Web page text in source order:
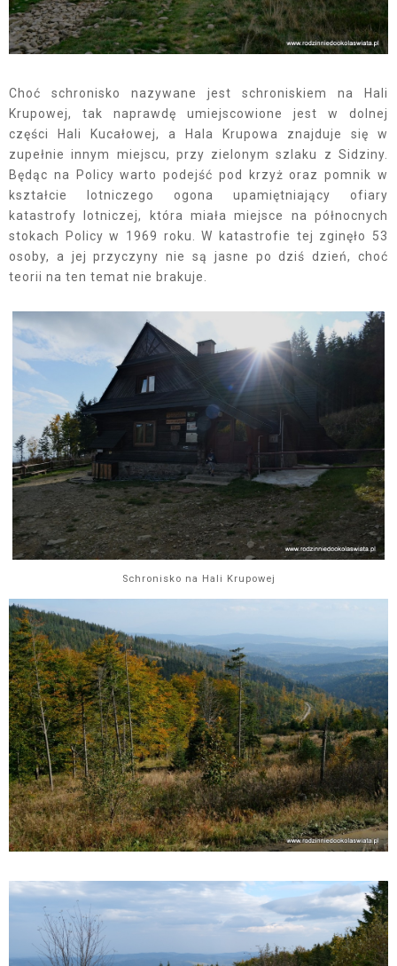
Choć schronisko nazywane jest schroniskiem na Hali
Krupowej, tak naprawdę umiejscowione jest w dolnej
części Hali Kucałowej, a Hala Krupowa znajduje się w
zupełnie innym miejscu, przy zielonym szlaku z Sidziny.
Będąc na Policy warto podejść pod krzyż oraz pomnik w
kształcie lotniczego ogona upamiętniający ofiary
katastrofy lotniczej, która miała miejsce na północnych
stokach Policy w 1969 roku. W katastrofie tej zginęło 53
osoby, a jej przyczyny nie są jasne po dziś dzień, choć
teorii na ten temat nie brakuje.
Schronisko na Hali Krupowej